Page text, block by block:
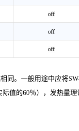
off
off
off
同。一般用途中应将
际值的60％），发热量理